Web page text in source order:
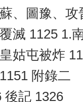
、圖豫、
滅 1125 1.
姑屯被炸
附錄二
後記 1326